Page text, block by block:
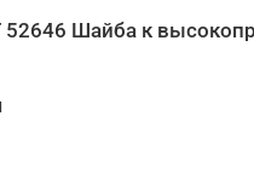
52646 Шайба к